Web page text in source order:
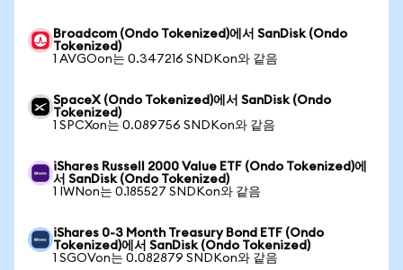
Broadcom (Ondo Tokenized)에서 SanDisk (Ondo
Tokenized)
1 AVGOon는 0.347216 SNDKon와 같음
SpaceX (Ondo Tokenized)에서 SanDisk (Ondo
Tokenized)
1 SPCXon는 0.089756 SNDKon와 같음
iShares Russell 2000 Value ETF (Ondo Tokenized)에
서 SanDisk (Ondo Tokenized)
1 IWNon는 0.185527 SNDKon와 같음
iShares 0-3 Month Treasury Bond ETF (Ondo
Tokenized)에서 SanDisk (Ondo Tokenized)
1 SGOVon는 0.082879 SNDKon와 같음